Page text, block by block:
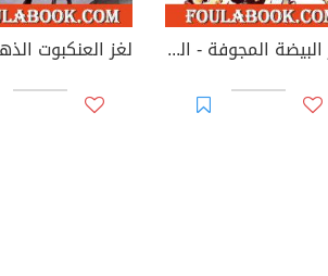
لغز البيضة المجوفة - الطبعة الثالثة